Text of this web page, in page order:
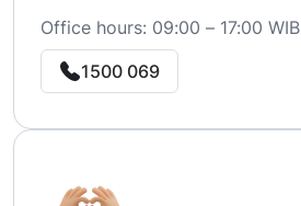
Office hours: 09:00 – 17:00 WIB
1500 069